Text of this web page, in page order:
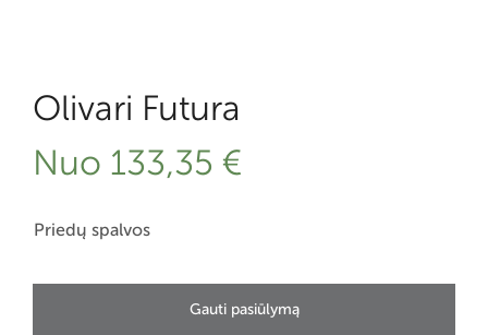
Olivari Futura
Nuo 133,35 €
Priedų spalvos
Gauti pasiūlymą